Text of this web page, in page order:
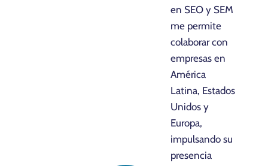
en SEO y SEM
me permite
colaborar con
empresas en
América
Latina, Estados
Unidos y
Europa,
impulsando su
presencia